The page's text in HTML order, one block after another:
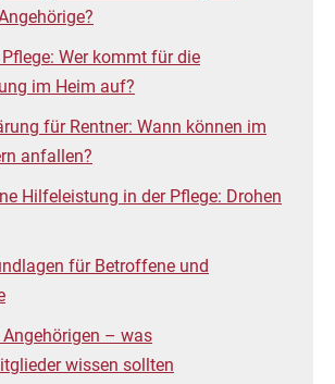
Wer kommt für die
im Heim auf?
für Rentner: Wann können im
anfallen?
Hilfeleistung in der Pflege: Drohen
für Betroffene und
Angehörigen – was
wissen sollten